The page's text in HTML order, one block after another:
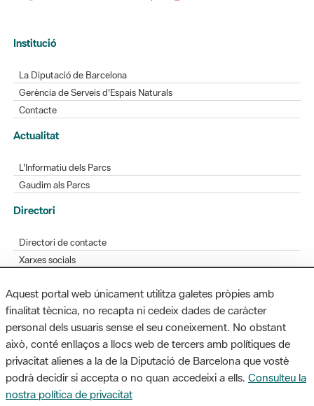
Gerència de Serveis d'Espais Naturals
Actualitat
L'Informatiu dels Parcs
Gaudim als Parcs
Directori de contacte
Xarxes socials
Bústia de suggeriments
Opineu sobre els parcs
MAPA WEB AVÍS LEGAL ACCESSIBILITAT
Diputació de Barcelona. Edifici Llacuna, 1a planta. Badajoz, 49. 08005
Barcelona. Tel. 934 022 428 / xarxaparcs@diba.cat
Aquest portal web únicament utilitza galetes pròpies amb
finalitat tècnica, no recapta ni cedeix dades de caràcter
personal dels usuaris sense el seu coneixement. No obstant
això, conté enllaços a llocs web de tercers amb polítiques de
privacitat alienes a la de la Diputació de Barcelona que vostè
podrà decidir si accepta o no quan accedeixi a ells. Consulteu la
nostra política de privacitat